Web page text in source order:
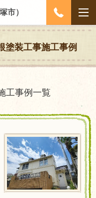
市）
装工事施工事例
工事例一覧